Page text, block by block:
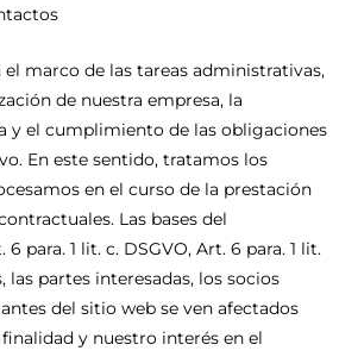
marco de las tareas administrativas,
de nuestra empresa, la
y el cumplimiento de las obligaciones
En este sentido, tratamos los
en el curso de la prestación
Las bases del
para. 1 lit. c. DSGVO, Art. 6 para. 1 lit.
las partes interesadas, los socios
del sitio web se ven afectados
y nuestro interés en el